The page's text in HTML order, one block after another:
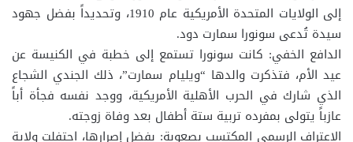
إلى الولايات المتحدة الأمريكية عام 1910، وتحديداً بفضل جهود
سيدة تُدعى سونورا سمارت دود.
الدافع الخفي: كانت سونورا تستمع إلى خطبة في الكنيسة عن
عيد الأم، فتذكرت والدها “ويليام سمارت”، ذلك الجندي الشجاع
الذي شارك في الحرب الأهلية الأمريكية، ووجد نفسه فجأة أباً
عازباً يتولى بمفرده تربية ستة أطفال بعد وفاة زوجته.
الاعتراف الرسمي المكتسب بصعوبة: بفضل إصرارها، احتفلت ولاية